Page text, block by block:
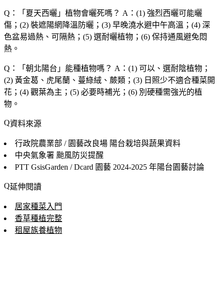
Q：「 夏天西曬 」植物會曬死嗎？ A：(1) 強烈西曬可能曬
傷；(2) 裝遮陽網降溫防曬；(3) 早晚澆水避中午高溫；(4) 深
色盆易過熱、可隔熱；(5) 選耐曬植物；(6) 保持通風避免悶
熱。
Q：「 朝北陽台 」能種植物嗎？ A：(1) 可以、選耐陰植物；
(2) 黃金葛、虎尾蘭、蔓綠絨、蕨類；(3) 日照少不適合種菜開
花；(4) 觀葉為主；(5) 必要時補光；(6) 別硬種需強光的植
物。
資料來源
行政院農業部 / 園藝改良場 陽台栽培與蔬果資料
中央氣象署 颱風防災提醒
PTT GsisGarden / Dcard 園藝 2024-2025 年陽台園藝討論
延伸閱讀
居家種菜入門
香草種植完整
租屋族養植物